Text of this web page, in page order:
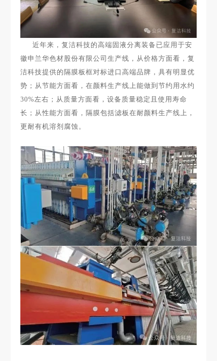
近年来，复洁科技的高端固液分离装备已应用于安
徽申兰华色材股份有限公司生产线，从价格方面看，复
洁科技提供的隔膜板框对标进口高端品牌，具有明显优
势；从节能方面看，在颜料生产线上能做到节约用水约
30%左右；从质量方面看，设备质量稳定且使用寿命
长；从性能方面看，隔膜包括滤板在耐颜料生产线上，
更耐有机溶剂腐蚀。